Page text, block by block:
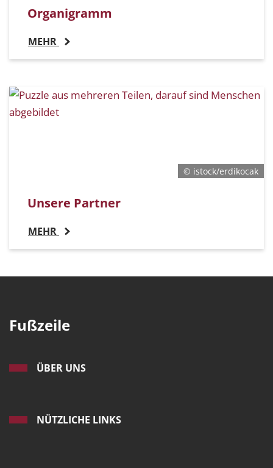
Organigramm
MEHR
© istock/erdikocak
Unsere Partner
MEHR
Fußzeile
ÜBER UNS
NÜTZLICHE LINKS